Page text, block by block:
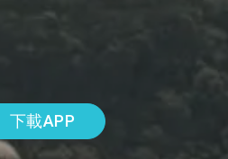
下載APP